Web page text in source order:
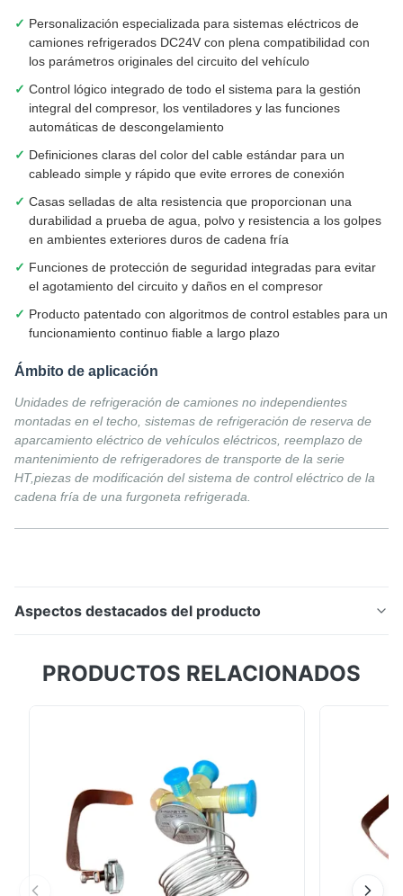
Personalización especializada para sistemas eléctricos de
camiones refrigerados DC24V con plena compatibilidad con
los parámetros originales del circuito del vehículo
Control lógico integrado de todo el sistema para la gestión
integral del compresor, los ventiladores y las funciones
automáticas de descongelamiento
Definiciones claras del color del cable estándar para un
cableado simple y rápido que evite errores de conexión
Casas selladas de alta resistencia que proporcionan una
durabilidad a prueba de agua, polvo y resistencia a los golpes
en ambientes exteriores duros de cadena fría
Funciones de protección de seguridad integradas para evitar
el agotamiento del circuito y daños en el compresor
Producto patentado con algoritmos de control estables para un
funcionamiento continuo fiable a largo plazo
Ámbito de aplicación
Unidades de refrigeración de camiones no independientes
montadas en el techo, sistemas de refrigeración de reserva de
aparcamiento eléctrico de vehículos eléctricos, reemplazo de
mantenimiento de refrigeradores de transporte de la serie
HT,piezas de modificación del sistema de control eléctrico de la
cadena fría de una furgoneta refrigerada.
Aspectos destacados del producto
DC24V con compresor, ventilador y lógica de
sobrecargas para un funcionamiento confiable de la
cadena de frío.
PRODUCTOS RELACIONADOS